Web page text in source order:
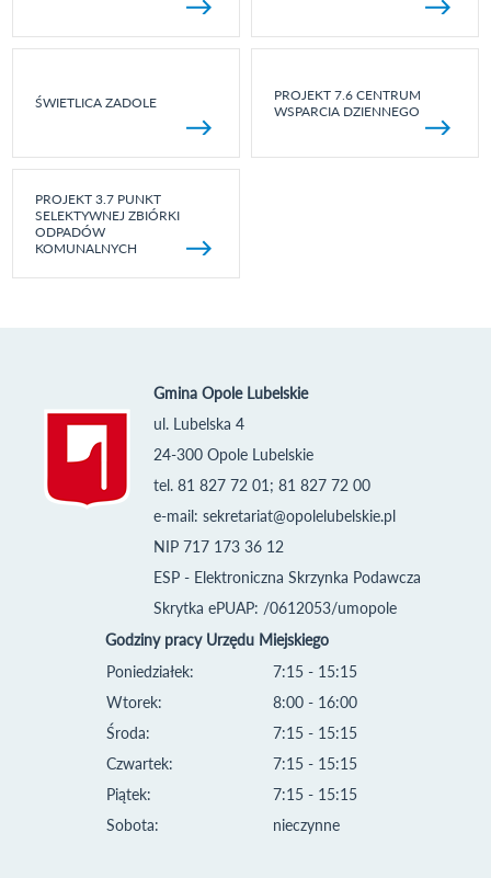
ŚWIETLICA ZADOLE
PROJEKT 7.6 CENTRUM
WSPARCIA DZIENNEGO
PROJEKT 3.7 PUNKT
SELEKTYWNEJ ZBIÓRKI
ODPADÓW
KOMUNALNYCH
Gmina Opole Lubelskie
ul. Lubelska 4
24-300 Opole Lubelskie
tel. 81 827 72 01; 81 827 72 00
e-mail: sekretariat@opolelubelskie.pl
NIP 717 173 36 12
ESP - Elektroniczna Skrzynka Podawcza
Skrytka ePUAP: /0612053/umopole
Godziny pracy Urzędu Miejskiego
Poniedziałek:
Wtorek:
Środa:
Czwartek:
Piątek:
Sobota:
7:15 - 15:15
8:00 - 16:00
7:15 - 15:15
7:15 - 15:15
7:15 - 15:15
nieczynne